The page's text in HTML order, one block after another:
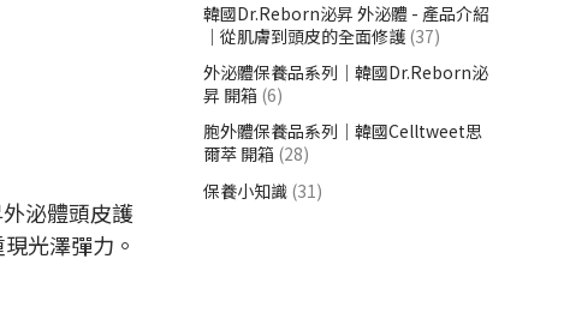
泌體頭皮護
光澤彈力。
韓國Dr.Reborn泌昇 外泌體 - 產品介紹
｜從肌膚到頭皮的全面修護 (37)
外泌體保養品系列｜韓國Dr.Reborn泌
昇 開箱 (6)
胞外體保養品系列｜韓國Celltweet思
爾萃 開箱 (28)
保養小知識 (31)